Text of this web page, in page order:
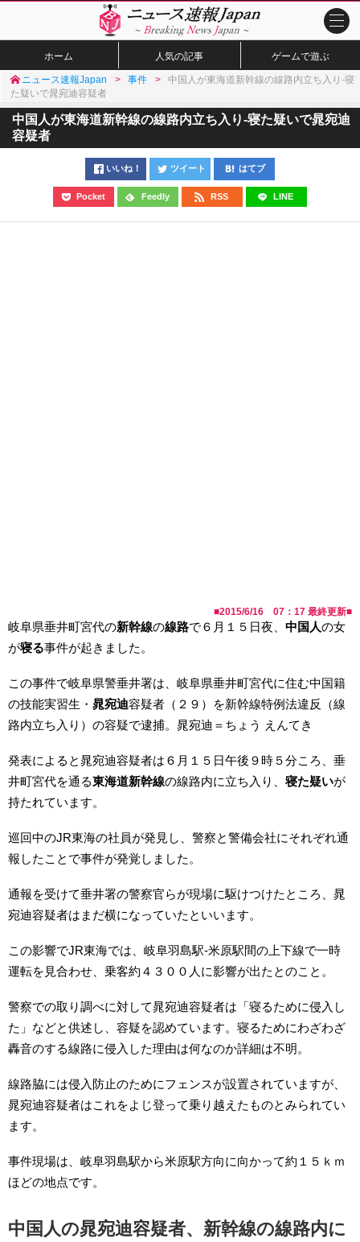
ホーム 人気の記事 ゲームで遊ぶ
ニュース速報Japan 事件
中国人が東海道新幹線の線路内立ち入り-寝
た疑いで晁宛迪容疑者
中国人が東海道新幹線の線路内立ち入り-寝た疑いで晁宛迪
容疑者
いいね！ ツイート はてブ
Pocket Feedly RSS LINE
■2015/6/16 07：17 最終更新■
岐阜県垂井町宮代の新幹線の線路で６月１５日夜、 中国人の女
が寝る事件が起きました。
この事件で岐阜県警垂井署は、岐阜県垂井町宮代に住む中国籍
の技能実習生・ 晁宛迪容疑者（２９）を新幹線特例法違反（線
路内立ち入り）の容疑で逮捕。晁宛迪＝ちょう えんてき
発表によると晁宛迪容疑者は６月１５日午後９時５分ころ、垂
井町宮代を通る東海道新幹線の線路内に立ち入り、 寝た疑いが
持たれています。
巡回中のJR東海の社員が発見し、警察と警備会社にそれぞれ通
報したことで事件が発覚しました。
通報を受けて垂井署の警察官らが現場に駆けつけたところ、晁
宛迪容疑者はまだ横になっていたといいます。
この影響でJR東海では、岐阜羽島駅-米原駅間の上下線で一時
運転を見合わせ、乗客約４３００人に影響が出たとのこと。
警察での取り調べに対して晁宛迪容疑者は「寝るために侵入し
た」などと供述し、容疑を認めています。寝るためにわざわざ
轟音のする線路に侵入した理由は何なのか詳細は不明。
線路脇には侵入防止のためにフェンスが設置されていますが、
晁宛迪容疑者はこれをよじ登って乗り越えたものとみられてい
ます。
事件現場は、岐阜羽島駅から米原駅方向に向かって約１５ｋｍ
ほどの地点です。
中国人の晁宛迪容疑者、新幹線の線路内に